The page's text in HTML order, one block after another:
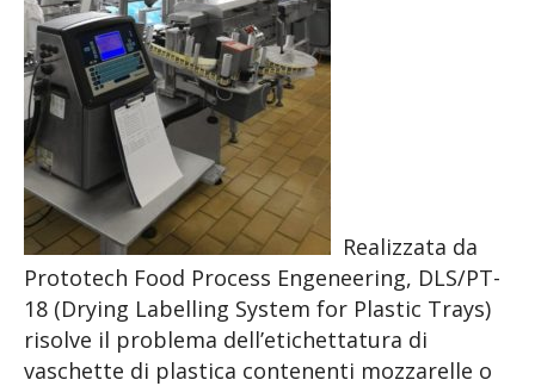
Realizzata da
Prototech Food Process Engeneering, DLS/PT-
18 (Drying Labelling System for Plastic Trays)
risolve il problema dell’etichettatura di
vaschette di plastica contenenti mozzarelle o